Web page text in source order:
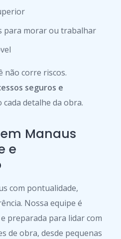
para morar ou trabalhar
não corre riscos.
seguros e
cada detalhe da obra.
Manaus
e
com pontualidade,
Nossa equipe é
preparada para lidar com
de obra, desde pequenas